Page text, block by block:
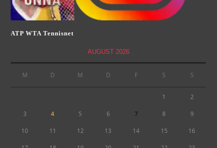
ATP WTA Tennisnet
AUGUST 2026
M D M D F S S
1 2
3 4 5 6 7 8 9
10 11 12 13 14 15 16